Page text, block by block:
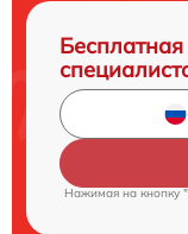
Нажимая на кнопку